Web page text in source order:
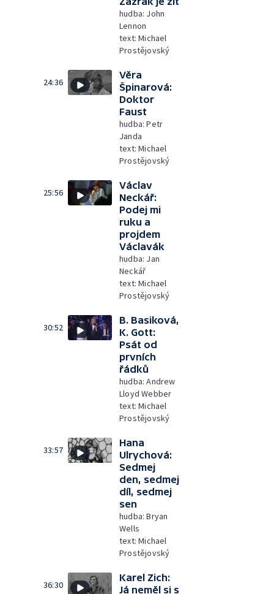
hudba: John
Lennon
text: Michael
Prostějovský
24:36
Věra
Špinarová:
Doktor
Faust
hudba: Petr
Janda
text: Michael
Prostějovský
25:56
Václav
Neckář:
Podej mi
ruku a
projdem
Václavák
hudba: Jan
Neckář
text: Michael
Prostějovský
30:52
B. Basiková,
K. Gott:
Psát od
prvních
řádků
hudba: Andrew
Lloyd Webber
text: Michael
Prostějovský
33:57
Hana
Ulrychová:
Sedmej
den, sedmej
díl, sedmej
sen
hudba: Bryan
Wells
text: Michael
Prostějovský
36:30
Karel Zich:
Já neměl si s